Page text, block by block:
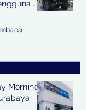
Morning